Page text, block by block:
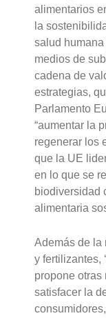
alimentarios
la
salud
medios de
cadena de
estrategias,
Parlamento
“aumentar la
regenerar los
que la UE
en lo que se
biodiversidad
alimentaria
Además de la
y fertilizantes,
propone otras
satisfacer la